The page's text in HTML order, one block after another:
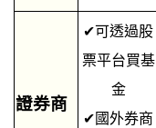
證券商
✔可透過股
票平台買基
金
✔ 國外券商